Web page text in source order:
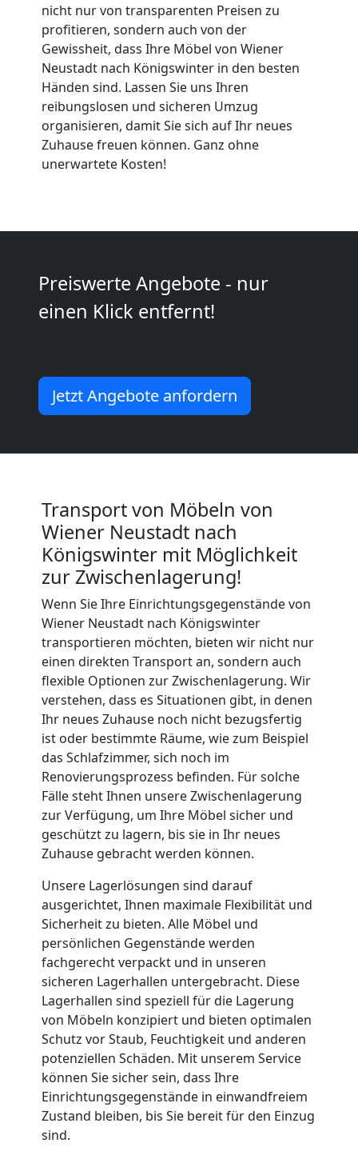
nicht nur von transparenten Preisen zu
profitieren, sondern auch von der
Gewissheit, dass Ihre Möbel von Wiener
Neustadt nach Königswinter in den besten
Händen sind. Lassen Sie uns Ihren
reibungslosen und sicheren Umzug
organisieren, damit Sie sich auf Ihr neues
Zuhause freuen können. Ganz ohne
unerwartete Kosten!
Preiswerte Angebote - nur
einen Klick entfernt!
Jetzt Angebote anfordern
Transport von Möbeln von
Wiener Neustadt nach
Königswinter mit Möglichkeit
zur Zwischenlagerung!
Wenn Sie Ihre Einrichtungsgegenstände von
Wiener Neustadt nach Königswinter
transportieren möchten, bieten wir nicht nur
einen direkten Transport an, sondern auch
flexible Optionen zur Zwischenlagerung. Wir
verstehen, dass es Situationen gibt, in denen
Ihr neues Zuhause noch nicht bezugsfertig
ist oder bestimmte Räume, wie zum Beispiel
das Schlafzimmer, sich noch im
Renovierungsprozess befinden. Für solche
Fälle steht Ihnen unsere Zwischenlagerung
zur Verfügung, um Ihre Möbel sicher und
geschützt zu lagern, bis sie in Ihr neues
Zuhause gebracht werden können.
Unsere Lagerlösungen sind darauf
ausgerichtet, Ihnen maximale Flexibilität und
Sicherheit zu bieten. Alle Möbel und
persönlichen Gegenstände werden
fachgerecht verpackt und in unseren
sicheren Lagerhallen untergebracht. Diese
Lagerhallen sind speziell für die Lagerung
von Möbeln konzipiert und bieten optimalen
Schutz vor Staub, Feuchtigkeit und anderen
potenziellen Schäden. Mit unserem Service
können Sie sicher sein, dass Ihre
Einrichtungsgegenstände in einwandfreiem
Zustand bleiben, bis Sie bereit für den Einzug
sind.
Expressumzug
Wiener
Neustadt
Tragehilfe
Kleiner
Wiener
Wiener
Neustadt
Umzug
und
Lagerung
Wiener
Neustadt
Full-
Service-
Umzug
Wiener
Neustadt
Qualitäts-
Umzüge